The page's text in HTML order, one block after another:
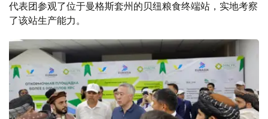
代表团参观了位于曼格斯套州的贝纽粮食终端站，实地考察
了该站生产能力。